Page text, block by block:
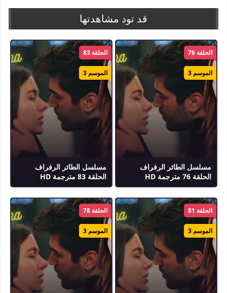
قد تود مشاهدتها
مسلسل الطائر الرفراف
الحلقة 76 مترجمة HD
الحلقة 76
الموسم 3
مسلسل الطائر الرفراف
الحلقة 83 مترجمة HD
الحلقة 83
الموسم 3
الحلقة 81
الموسم 3
الحلقة 78
الموسم 3